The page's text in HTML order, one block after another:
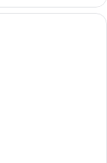
topp kvalitet,